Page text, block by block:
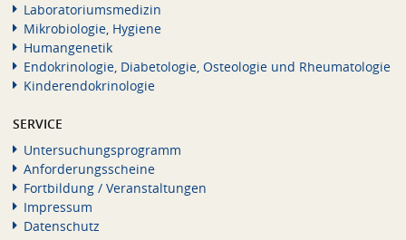
Laboratoriumsmedizin
Mikrobiologie, Hygiene
Humangenetik
Endokrinologie, Diabetologie, Osteologie und Rheumatologie
Kinderendokrinologie
SERVICE
Untersuchungsprogramm
Anforderungsscheine
Fortbildung / Veranstaltungen
Impressum
Datenschutz